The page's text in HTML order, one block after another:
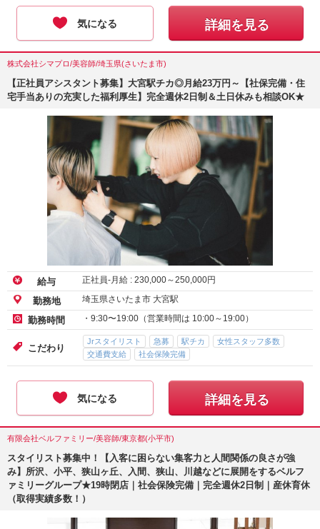
気になる 詳細を見る
株式会社シマプロ/美容師/埼玉県(さいたま市)
【正社員アシスタント募集】大宮駅チカ◎月給23万円～【社保完備・住
宅手当ありの充実した福利厚生】完全週休2日制＆土日休みも相談OK★
給与 正社員-月給 : 230,000～250,000円
勤務地 埼玉県さいたま市 大宮駅
勤務時間 ・9:30〜19:00（営業時間は 10:00～19:00）
こだわり
Jrスタイリスト 急募 駅チカ
女性スタッフ多数
交通費支給
社会保険完備
気になる 詳細を見る
有限会社ベルファミリー/美容師/東京都(小平市)
スタイリスト募集中！【入客に困らない集客力と人間関係の良さが強
み】所沢、小平、狭山ヶ丘、入間、狭山、川越などに展開をするベルフ
ァミリーグループ★19時閉店｜社会保険完備｜完全週休2日制｜産休育休
（取得実績多数！）